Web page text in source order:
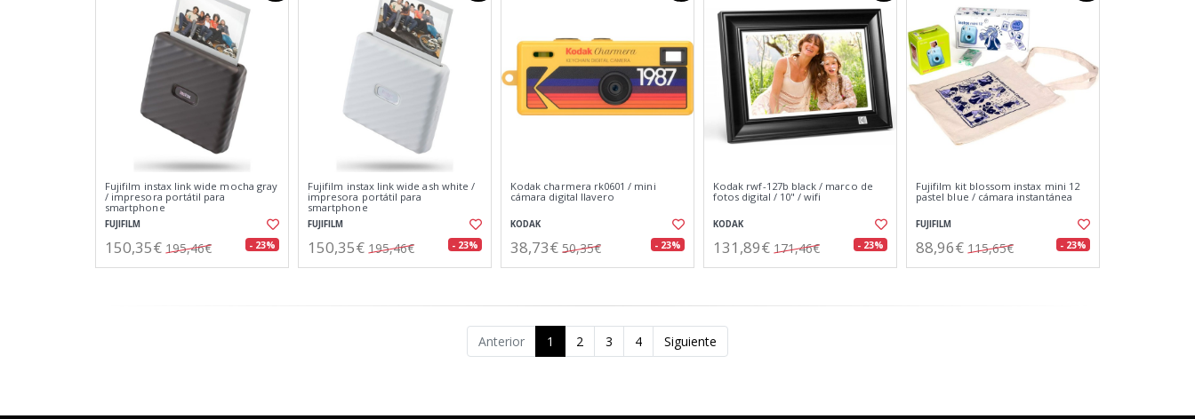
Fujifilm instax link wide mocha gray
/ impresora portátil para
smartphone
FUJIFILM
150,35€ 195,46€ - 23%
Fujifilm instax link wide ash white /
impresora portátil para
smartphone
FUJIFILM
150,35€ 195,46€ - 23%
Kodak charmera rk0601 / mini
cámara digital llavero
KODAK
38,73€ 50,35€ - 23%
Kodak rwf-127b black / marco de
fotos digital / 10" / wifi
KODAK
131,89€ 171,46€ - 23%
Fujifilm kit blossom instax mini 12
pastel blue / cámara instantánea
FUJIFILM
88,96€ 115,65€ - 23%
Anterior 1 2 3 4 Siguiente